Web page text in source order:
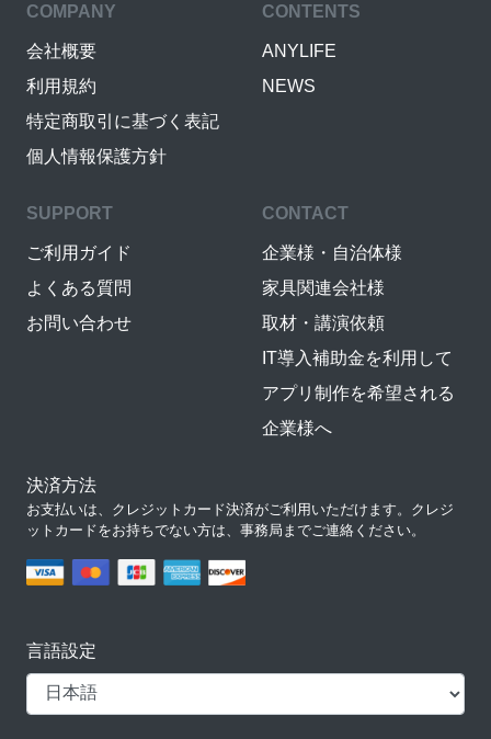
COMPANY
会社概要
利用規約
特定商取引に基づく表記
個人情報保護方針
CONTENTS
ANYLIFE
NEWS
SUPPORT
ご利用ガイド
よくある質問
お問い合わせ
CONTACT
企業様・自治体様
家具関連会社様
取材・講演依頼
IT導入補助金を利用して
アプリ制作を希望される
企業様へ
決済方法
お支払いは、クレジットカード決済がご利用いただけます。クレジ
ットカードをお持ちでない方は、事務局までご連絡ください。
言語設定